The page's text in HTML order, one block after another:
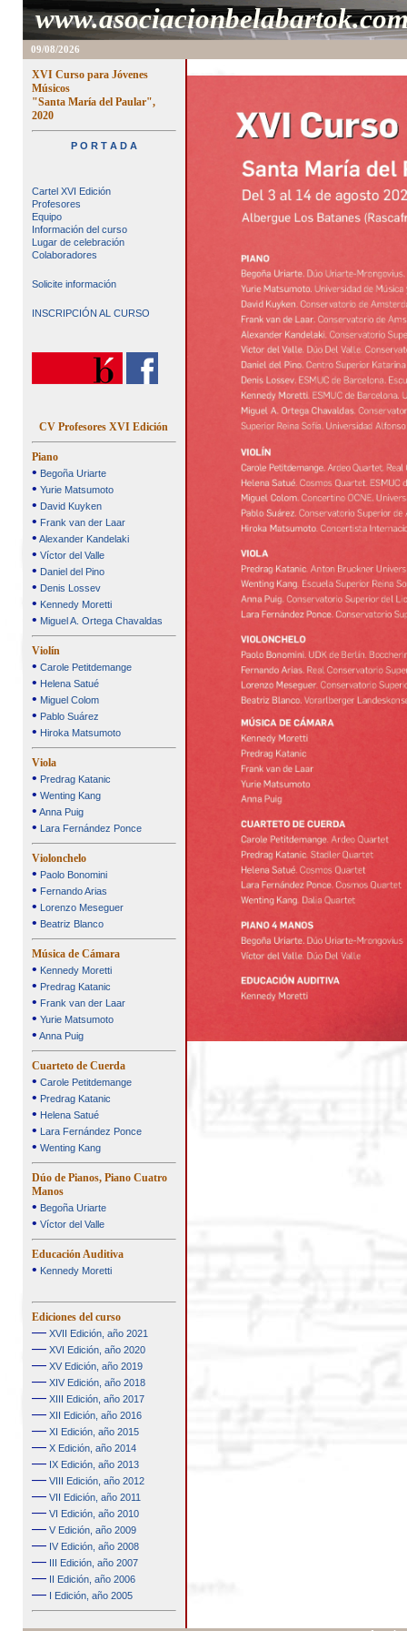
09/08/2026
XVI Curso para Jóvenes
Músicos
"Santa María del Paular",
2020
P O R T A D A
Cartel XVI Edición
Profesores
Equipo
Información del curso
Lugar de celebración
Colaboradores
Solicite información
INSCRIPCIÓN AL CURSO
CV Profesores XVI Edición
Piano
• Begoña Uriarte
• Yurie Matsumoto
• David Kuyken
• Frank van der Laar
• Alexander Kandelaki
• Víctor del Valle
• Daniel del Pino
• Denis Lossev
• Kennedy Moretti
• Miguel A. Ortega Chavaldas
Violín
• Carole Petitdemange
• Helena Satué
• Miguel Colom
• Pablo Suárez
• Hiroka Matsumoto
Viola
• Predrag Katanic
• Wenting Kang
• Anna Puig
• Lara Fernández Ponce
Violonchelo
• Paolo Bonomini
• Fernando Arias
• Lorenzo Meseguer
• Beatriz Blanco
Música de Cámara
• Kennedy Moretti
• Predrag Katanic
• Frank van der Laar
• Yurie Matsumoto
• Anna Puig
Cuarteto de Cuerda
• Carole Petitdemange
• Predrag Katanic
• Helena Satué
• Lara Fernández Ponce
• Wenting Kang
Dúo de Pianos, Piano Cuatro
Manos
• Begoña Uriarte
• Víctor del Valle
Educación Auditiva
• Kennedy Moretti
Ediciones del curso
—XVII Edición, año 2021
—XVI Edición, año 2020
—XV Edición, año 2019
—XIV Edición, año 2018
—XIII Edición, año 2017
—XII Edición, año 2016
—XI Edición, año 2015
—X Edición, año 2014
—IX Edición, año 2013
—VIII Edición, año 2012
—VII Edición, año 2011
—VI Edición, año 2010
—V Edición, año 2009
—IV Edición, año 2008
—III Edición, año 2007
—II Edición, año 2006
—I Edición, año 2005